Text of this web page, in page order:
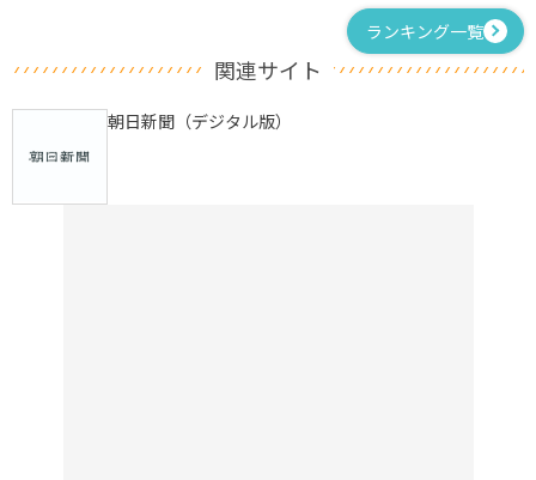
ランキング一覧
関連サイト
朝日新聞（デジタル版）